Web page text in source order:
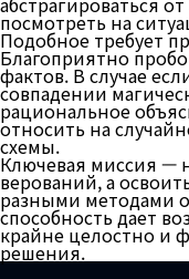
посмотреть на
Подобное требует
Благоприятно
фактов. В случае
совпадении
рациональное
относить на
схемы.
Ключевая миссия —
верований, а
разными методами
способность дает
крайне целостно и
решения.